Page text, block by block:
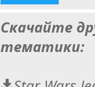
Скачайте
тематики: